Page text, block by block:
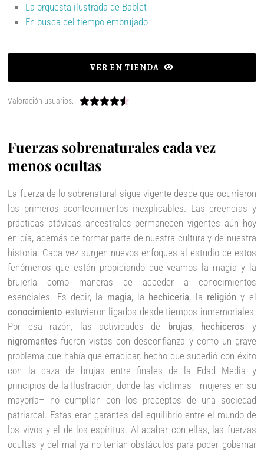
La orquesta ilustrada de Bablet
En busca del tiempo embrujado
VER EN TIENDA
Valoración usuarios: 
Fuerzas sobrenaturales cada vez
menos ocultas
La fuerza de lo sobrenatural sigue vigente desde que ocurrieron
los primeros acontecimientos inexplicables. Las creencias y
prácticas atávicas ancestrales permanecen vigentes aún hoy
en día, además de formar parte de nuestra cultura y de nuestra
historia. Cada vez surgen nuevos enfoques al estudio de estos
fenómenos que están propiciando que veamos la magia y la
brujería como maneras de acceder a conocimientos
esenciales. Es decir, la magia, la hechicería, la religión y el
conocimiento estuvieron ligados desde tiempos inmemoriales.
Por esa razón, las actividades de brujas, hechiceros y
nigromantes fueron vistas con desconfianza y como un grave
problema que había que erradicar, hecho que sucedió con éxito
con la caza de brujas entre finales de la Edad Media y
principios de la Ilustración, donde las víctimas –mujeres en su
mayoría– no cumplían con los preceptos de una sociedad
patriarcal. Estas eran garantes del equilibrio entre el mundo de
los vivos y el de los espíritus. Al acabar con ellas, las fuerzas
ocultas y del mal ya no tenían obstáculos para poder gobernar